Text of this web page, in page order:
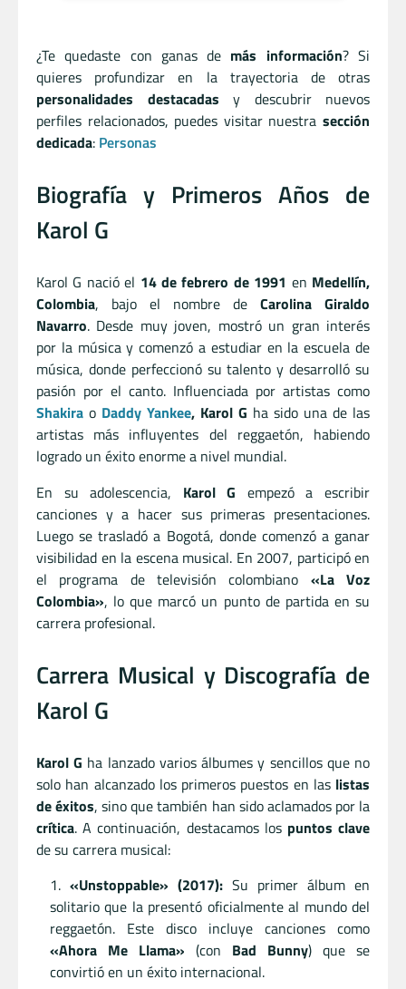
¿Te quedaste con ganas de más información? Si
quieres profundizar en la trayectoria de otras
personalidades destacadas y descubrir nuevos
perfiles relacionados, puedes visitar nuestra sección
dedicada: Personas
Biografía y Primeros Años de
Karol G
Karol G nació el 14 de febrero de 1991 en Medellín,
Colombia, bajo el nombre de Carolina Giraldo
Navarro. Desde muy joven, mostró un gran interés
por la música y comenzó a estudiar en la escuela de
música, donde perfeccionó su talento y desarrolló su
pasión por el canto. Influenciada por artistas como
Shakira o Daddy Yankee, Karol G ha sido una de las
artistas más influyentes del reggaetón, habiendo
logrado un éxito enorme a nivel mundial.
En su adolescencia, Karol G empezó a escribir
canciones y a hacer sus primeras presentaciones.
Luego se trasladó a Bogotá, donde comenzó a ganar
visibilidad en la escena musical. En 2007, participó en
el programa de televisión colombiano «La Voz
Colombia», lo que marcó un punto de partida en su
carrera profesional.
Carrera Musical y Discografía de
Karol G
Karol G ha lanzado varios álbumes y sencillos que no
solo han alcanzado los primeros puestos en las listas
de éxitos, sino que también han sido aclamados por la
crítica. A continuación, destacamos los puntos clave
de su carrera musical:
«Unstoppable» (2017): Su primer álbum en
solitario que la presentó oficialmente al mundo del
reggaetón. Este disco incluye canciones como
«Ahora Me Llama» (con Bad Bunny) que se
convirtió en un éxito internacional.